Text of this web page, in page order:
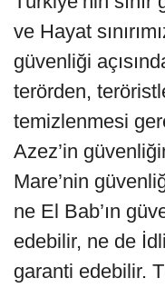
ve Hayat
güvenliği
terörden,
temizlenmesi
Azez’in
Mare’nin
ne El Bab’ın
edebilir, ne de
garanti edebilir.